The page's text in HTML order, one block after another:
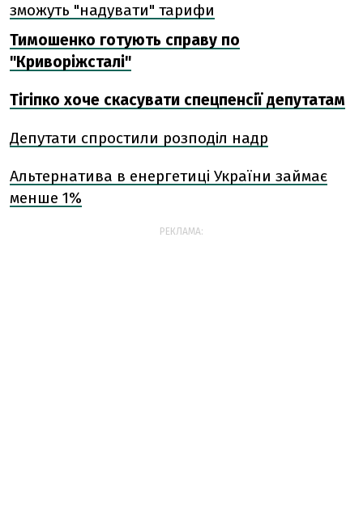
зможуть "надувати" тарифи
Тимошенко готують справу по
"Криворіжсталі"
Тігіпко хоче скасувати спецпенсії депутатам
Депутати спростили розподіл надр
Альтернатива в енергетиці України займає
менше 1%
РЕКЛАМА: